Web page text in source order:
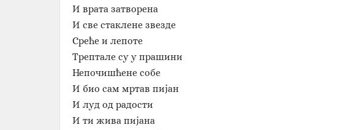
И врата затворена
И све стаклене звезде
Среће и лепоте
Трептале су у прашини
Непочишћене собе
И био сам мртав пијан
И луд од радости
И ти жива пијана